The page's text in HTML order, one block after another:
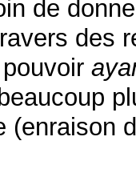
de
des
(enraison